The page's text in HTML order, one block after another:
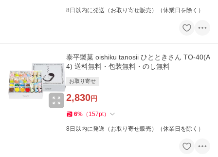
8日以内に発送（お取り寄せ販売）（休業日を除く）
泰平製菓 oishiku tanosii ひとときさん TO-40(A
4) 送料無料・包装無料・のし無料
お取り寄せ
2,830円
6% （ 157pt）
8日以内に発送（お取り寄せ販売）（休業日を除く）